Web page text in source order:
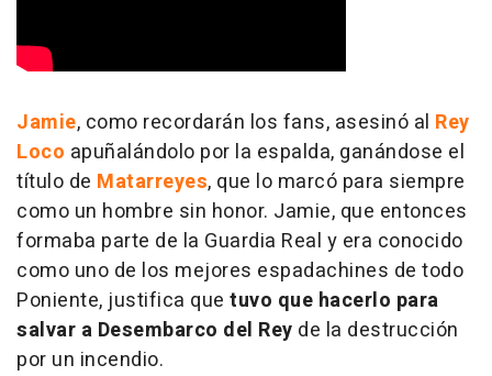
Jamie, como recordarán los fans, asesinó al Rey
Loco apuñalándolo por la espalda, ganándose el
título de Matarreyes, que lo marcó para siempre
como un hombre sin honor. Jamie, que entonces
formaba parte de la Guardia Real y era conocido
como uno de los mejores espadachines de todo
Poniente, justifica que tuvo que hacerlo para
salvar a Desembarco del Rey de la destrucción
por un incendio.